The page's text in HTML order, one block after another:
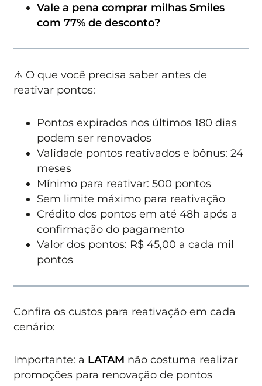
Vale a pena comprar milhas Smiles
com 77% de desconto?
⚠️ O que você precisa saber antes de
reativar pontos:
Pontos expirados nos últimos 180 dias
podem ser renovados
Validade pontos reativados e bônus: 24
meses
Mínimo para reativar: 500 pontos
Sem limite máximo para reativação
Crédito dos pontos em até 48h após a
confirmação do pagamento
Valor dos pontos: R$ 45,00 a cada mil
pontos
Confira os custos para reativação em cada
cenário:
Importante: a LATAM não costuma realizar
promoções para renovação de pontos